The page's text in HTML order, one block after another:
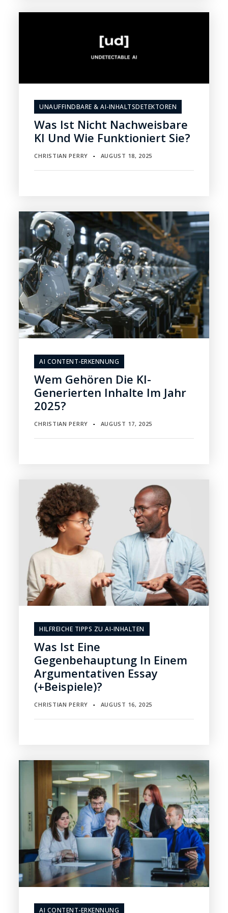
UNAUFFINDBARE & AI-INHALTSDETEKTOREN
Was Ist Nicht Nachweisbare
KI Und Wie Funktioniert Sie?
CHRISTIAN PERRY ▪ AUGUST 18, 2025
AI CONTENT-ERKENNUNG
Wem Gehören Die KI-
Generierten Inhalte Im Jahr
2025?
CHRISTIAN PERRY ▪ AUGUST 17, 2025
HILFREICHE TIPPS ZU AI-INHALTEN
Was Ist Eine
Gegenbehauptung In Einem
Argumentativen Essay
(+Beispiele)?
CHRISTIAN PERRY ▪ AUGUST 16, 2025
AI CONTENT-ERKENNUNG